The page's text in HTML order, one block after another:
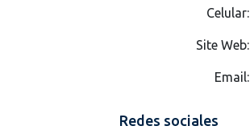
Celular:
Site Web:
Email:
Redes sociales